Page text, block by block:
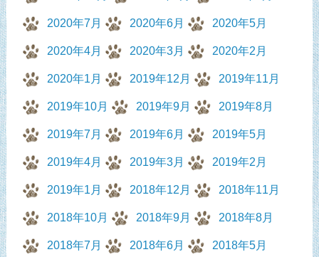
2020年7月 2020年6月 2020年5月
2020年4月 2020年3月 2020年2月
2020年1月 2019年12月 2019年11月
2019年10月 2019年9月 2019年8月
2019年7月 2019年6月 2019年5月
2019年4月 2019年3月 2019年2月
2019年1月 2018年12月 2018年11月
2018年10月 2018年9月 2018年8月
2018年7月 2018年6月 2018年5月